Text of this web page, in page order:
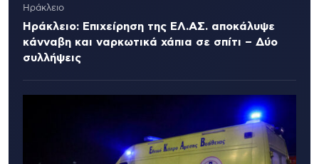
Ηράκλειο
Ηράκλειο: Επιχείρηση της ΕΛ.ΑΣ. αποκάλυψε
κάνναβη και ναρκωτικά χάπια σε σπίτι – Δύο
συλλήψεις